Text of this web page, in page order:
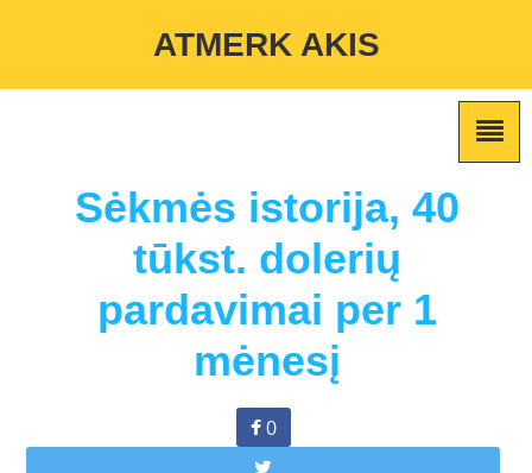
/home/atmerkakis/public_html/wp-content/themes/marketing-
ATMERK AKIS
Sėkmės istorija, 40
tūkst. dolerių
pardavimai per 1
mėnesį
0